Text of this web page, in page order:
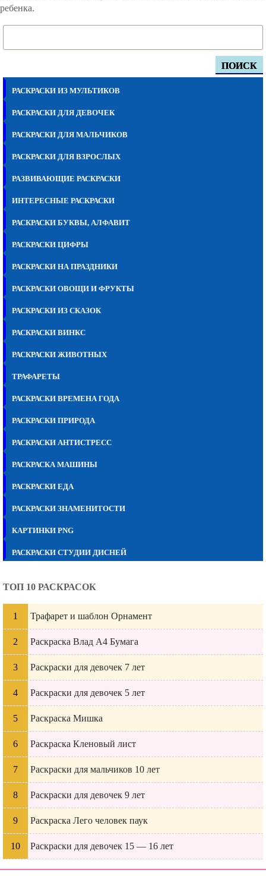
ПОИСК
РАСКРАСКИ ИЗ МУЛЬТИКОВ
РАСКРАСКИ ДЛЯ ДЕВОЧЕК
РАСКРАСКИ ДЛЯ МАЛЬЧИКОВ
РАСКРАСКИ ДЛЯ ВЗРОСЛЫХ
РАЗВИВАЮЩИЕ РАСКРАСКИ
ИНТЕРЕСНЫЕ РАСКРАСКИ
РАСКРАСКИ БУКВЫ, АЛФАВИТ
РАСКРАСКИ ЦИФРЫ
РАСКРАСКИ НА ПРАЗДНИКИ
РАСКРАСКИ ОВОЩИ И ФРУКТЫ
РАСКРАСКИ ИЗ СКАЗОК
РАСКРАСКИ ВИНКС
РАСКРАСКИ ЖИВОТНЫХ
ТРАФАРЕТЫ
РАСКРАСКИ ВРЕМЕНА ГОДА
РАСКРАСКИ ПРИРОДА
РАСКРАСКИ АНТИСТРЕСС
РАСКРАСКА МАШИНЫ
РАСКРАСКИ ЕДА
РАСКРАСКИ ЗНАМЕНИТОСТИ
КАРТИНКИ PNG
РАСКРАСКИ СТУДИИ ДИСНЕЙ
ТОП 10 РАСКРАСОК
Трафарет и шаблон Орнамент
Раскраска Влад А4 Бумага
Раскраски для девочек 7 лет
Раскраски для девочек 5 лет
Раскраска Мишка
Раскраска Кленовый лист
Раскраски для мальчиков 10 лет
Раскраски для девочек 9 лет
Раскраска Лего человек паук
Раскраски для девочек 15 — 16 лет
ребенка.